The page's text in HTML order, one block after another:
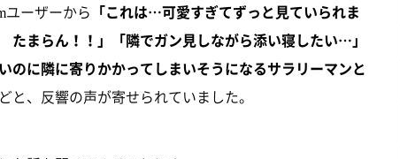
ーザーから 「これは…可愛すぎてずっと見ていられま
まらん！！」「隣でガン見しながら添い寝したい…」
のに隣に寄りかかってしまいそうになるサラリーマンと
と、反響の声が寄せられていました。